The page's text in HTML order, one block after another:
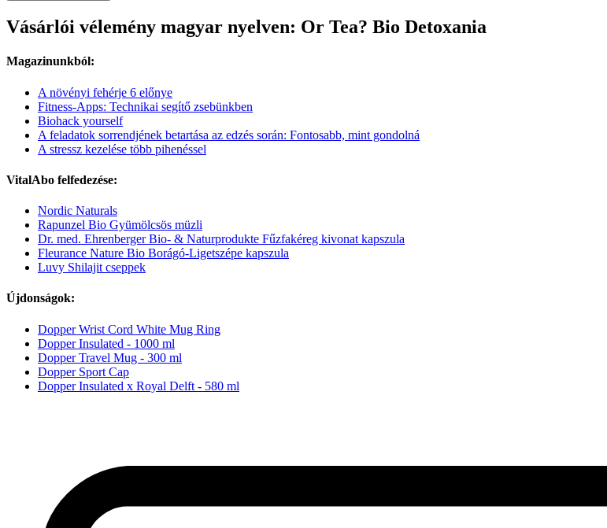
Vásárlói vélemény magyar nyelven: Or Tea? Bio Detoxania
Magazinunkból:
A növényi fehérje 6 előnye
Fitness-Apps: Technikai segítő zsebünkben
Biohack yourself
A feladatok sorrendjének betartása az edzés során: Fontosabb, mint gondolná
A stressz kezelése több pihenéssel
VitalAbo felfedezése:
Nordic Naturals
Rapunzel Bio Gyümölcsös müzli
Dr. med. Ehrenberger Bio- & Naturprodukte Fűzfakéreg kivonat kapszula
Fleurance Nature Bio Borágó-Ligetszépe kapszula
Luvy Shilajit cseppek
Újdonságok:
Dopper Wrist Cord White Mug Ring
Dopper Insulated - 1000 ml
Dopper Travel Mug - 300 ml
Dopper Sport Cap
Dopper Insulated x Royal Delft - 580 ml